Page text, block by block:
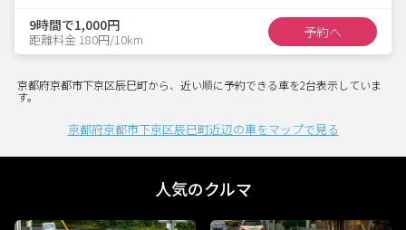
9時間で1,000円
距離料金 180円/10km 予約へ
京都府京都市下京区辰巳町から、近い順に予約できる車を2台表示していま
す。
京都府京都市下京区辰巳町近辺の車をマップで見る
人気のクルマ